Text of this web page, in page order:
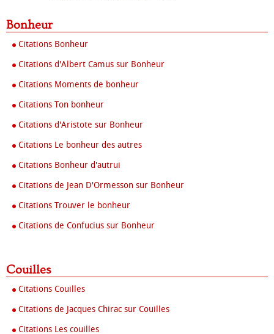
Bonheur
Citations Bonheur
Citations d'Albert Camus sur Bonheur
Citations Moments de bonheur
Citations Ton bonheur
Citations d'Aristote sur Bonheur
Citations Le bonheur des autres
Citations Bonheur d'autrui
Citations de Jean D'Ormesson sur Bonheur
Citations Trouver le bonheur
Citations de Confucius sur Bonheur
Couilles
Citations Couilles
Citations de Jacques Chirac sur Couilles
Citations Les couilles